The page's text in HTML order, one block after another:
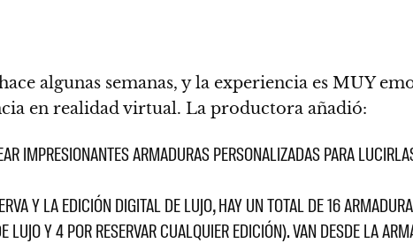
algunas semanas, y la experiencia es MUY
en realidad virtual. La productora añadió:
IMPRESIONANTES ARMADURAS PERSONALIZADAS PARA
Y LA EDICIÓN DIGITAL DE LUJO, HAY UN TOTAL DE 16
Y 4 POR RESERVAR CUALQUIER EDICIÓN). VAN DESDE LA